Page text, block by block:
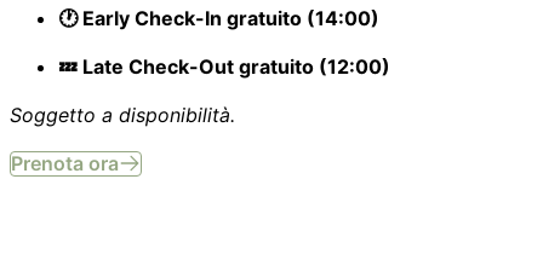
🕐 Early Check-In gratuito (14:00)
💤 Late Check-Out gratuito (12:00)
Soggetto a disponibilità.
Prenota ora